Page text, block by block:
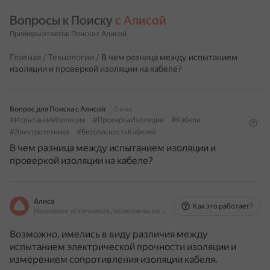
Вопросы к Поиску с Алисой
Примеры ответов Поиска с Алисой
Главная / Технологии / В чем разница между испытанием
изоляции и проверкой изоляции на кабеле?
Вопрос для Поиска с Алисой
5 мая
#ИспытаниеИзоляции
#ПроверкаИзоляции
#Кабели
#Электротехника
#БезопасностьКабелей
В чем разница между испытанием изоляции и
проверкой изоляции на кабеле?
Алиса
На основе источников, возможны неточности
Как это работает?
Возможно, имелись в виду различия между
испытанием электрической прочности изоляции и
измерением сопротивления изоляции кабеля.